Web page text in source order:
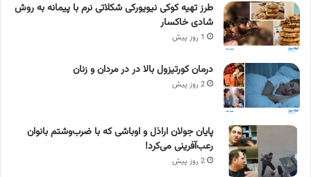
طرز تهیه کوکی نیویورکی شکلاتی نرم با پیمانه به روش
شادی خاکسار
1 روز پیش
درمان کورتیزول بالا در در مردان و زنان
2 روز پیش
پایان جولان اراذل و اوباشی که با ضرب‌وشتم بانوان
رعب‌آفرینی می‌کرد!
2 روز پیش